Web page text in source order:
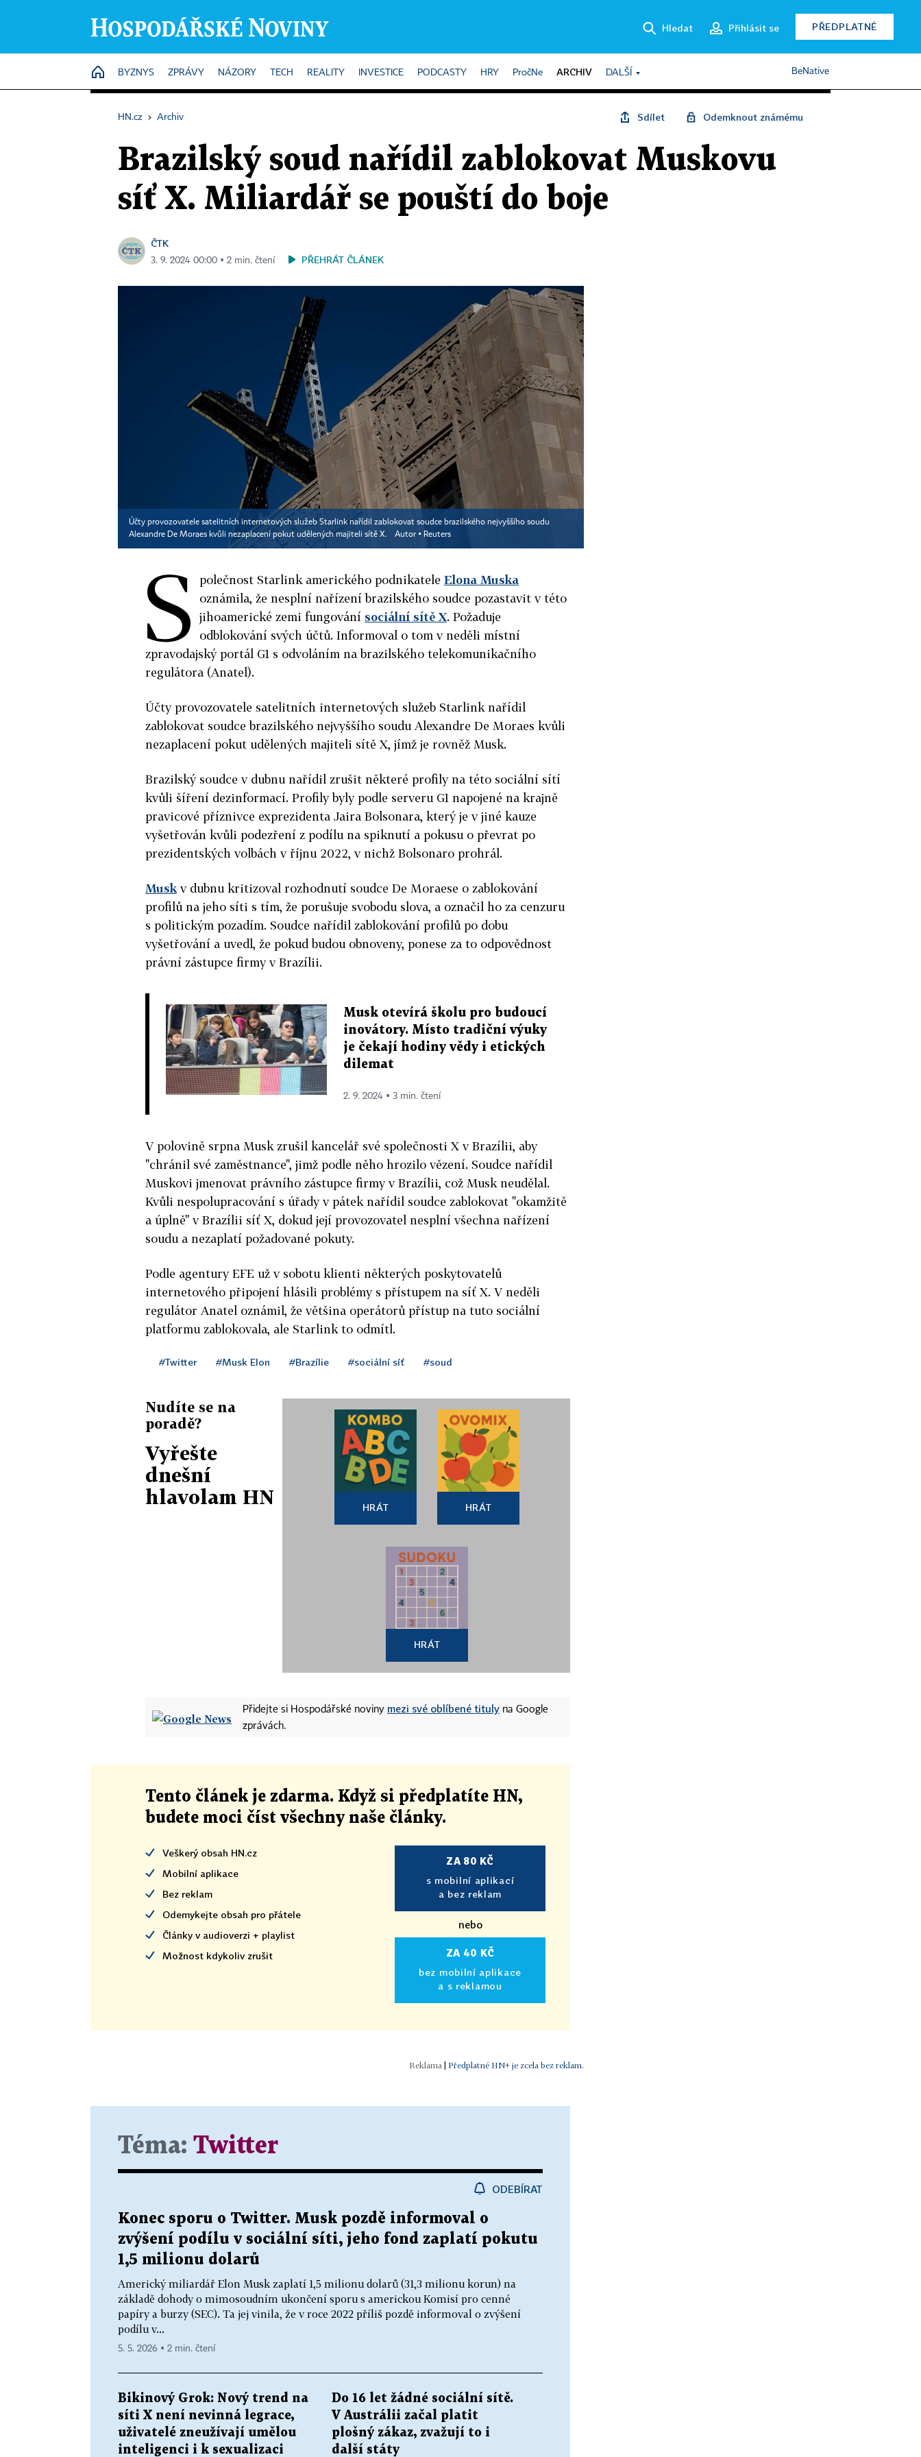
Hledat Přihlásit se PŘEDPLATNÉ
HOME
BYZNYS ZPRÁVY NÁZORY TECH REALITY INVESTICE PODCASTY HRY PročNe ARCHIV DALŠÍ BeNative
HN.cz › Archiv Sdílet Odemknout známému
Brazilský soud nařídil zablokovat Muskovu
síť X. Miliardář se pouští do boje
ČTK
3. 9. 2024 00:00 ▪ 2 min. čtení PŘEHRÁT ČLÁNEK
Účty provozovatele satelitních internetových služeb Starlink nařídil zablokovat soudce brazilského nejvyššího soudu
Alexandre De Moraes kvůli nezaplacení pokut udělených majiteli sítě X.
Autor ▪ Reuters
S polečnost Starlink amerického podnikatele Elona Muska
oznámila, že nesplní nařízení brazilského soudce pozastavit v této
jihoamerické zemi fungování sociální sítě X. Požaduje
odblokování svých účtů. Informoval o tom v neděli místní
zpravodajský portál G1 s odvoláním na brazilského telekomunikačního
regulátora (Anatel).
Účty provozovatele satelitních internetových služeb Starlink nařídil
zablokovat soudce brazilského nejvyššího soudu Alexandre De Moraes kvůli
nezaplacení pokut udělených majiteli sítě X, jímž je rovněž Musk.
Brazilský soudce v dubnu nařídil zrušit některé profily na této sociální sítí
kvůli šíření dezinformací. Profily byly podle serveru G1 napojené na krajně
pravicové příznivce exprezidenta Jaira Bolsonara, který je v jiné kauze
vyšetřován kvůli podezření z podílu na spiknutí a pokusu o převrat po
prezidentských volbách v říjnu 2022, v nichž Bolsonaro prohrál.
Musk v dubnu kritizoval rozhodnutí soudce De Moraese o zablokování
profilů na jeho síti s tím, že porušuje svobodu slova, a označil ho za cenzuru
s politickým pozadím. Soudce nařídil zablokování profilů po dobu
vyšetřování a uvedl, že pokud budou obnoveny, ponese za to odpovědnost
právní zástupce firmy v Brazílii.
Musk otevírá školu pro budoucí
inovátory. Místo tradiční výuky
je čekají hodiny vědy i etických
dilemat
2. 9. 2024 ▪ 3 min. čtení
V polovině srpna Musk zrušil kancelář své společnosti X v Brazílii, aby
"chránil své zaměstnance", jimž podle něho hrozilo vězení. Soudce nařídil
Muskovi jmenovat právního zástupce firmy v Brazílii, což Musk neudělal.
Kvůli nespolupracování s úřady v pátek nařídil soudce zablokovat "okamžitě
a úplně" v Brazílii síť X, dokud její provozovatel nesplní všechna nařízení
soudu a nezaplatí požadované pokuty.
Podle agentury EFE už v sobotu klienti některých poskytovatelů
internetového připojení hlásili problémy s přístupem na síť X. V neděli
regulátor Anatel oznámil, že většina operátorů přístup na tuto sociální
platformu zablokovala, ale Starlink to odmítl.
#Twitter #Musk Elon #Brazílie #sociální síť #soud
Nudíte se na
poradě?
Vyřešte
dnešní
hlavolam HN
HRÁT HRÁT
HRÁT
Přidejte si Hospodářské noviny mezi své oblíbené tituly na Google
zprávách.
Tento článek je zdarma. Když si předplatíte HN,
budete moci číst všechny naše články.
Veškerý obsah HN.cz
Mobilní aplikace
Bez reklam
Odemykejte obsah pro přátele
Články v audioverzi + playlist
Možnost kdykoliv zrušit
ZA 80 KČ
s mobilní aplikací
a bez reklam
nebo
ZA 40 KČ
bez mobilní aplikace
a s reklamou
| Předplatné HN+ je zcela bez reklam.
Téma: Twitter
ODEBÍRAT
Konec sporu o Twitter. Musk pozdě informoval o
zvýšení podílu v sociální síti, jeho fond zaplatí pokutu
1,5 milionu dolarů
Americký miliardář Elon Musk zaplatí 1,5 milionu dolarů (31,3 milionu korun) na
základě dohody o mimosoudním ukončení sporu s americkou Komisí pro cenné
papíry a burzy (SEC). Ta jej vinila, že v roce 2022 příliš pozdě informoval o zvýšení
podílu v...
5. 5. 2026 ▪ 2 min. čtení
Bikinový Grok: Nový trend na
síti X není nevinná legrace,
uživatelé zneužívají umělou
inteligenci i k sexualizaci
Do 16 let žádné sociální sítě.
V Austrálii začal platit
plošný zákaz, zvažují to i
další státy